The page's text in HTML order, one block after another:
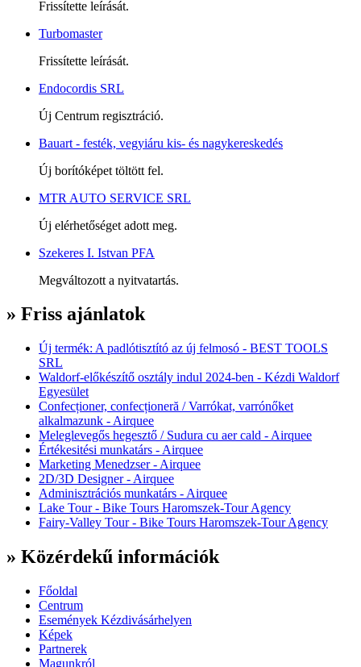
Frissítette leírását.
Turbomaster
Frissítette leírását.
Endocordis SRL
Új Centrum regisztráció.
Bauart - festék, vegyiáru kis- és nagykereskedés
Új borítóképet töltött fel.
MTR AUTO SERVICE SRL
Új elérhetőséget adott meg.
Szekeres I. Istvan PFA
Megváltozott a nyitvatartás.
» Friss ajánlatok
Új termék: A padlótisztító az új felmosó - BEST TOOLS
SRL
Waldorf-előkészítő osztály indul 2024-ben - Kézdi Waldorf
Egyesület
Confecționer, confecționeră / Varrókat, varrónőket
alkalmazunk - Airquee
Meleglevegős hegesztő / Sudura cu aer cald - Airquee
Értékesitési munkatárs - Airquee
Marketing Menedzser - Airquee
2D/3D Designer - Airquee
Adminisztrációs munkatárs - Airquee
Lake Tour - Bike Tours Haromszek-Tour Agency
Fairy-Valley Tour - Bike Tours Haromszek-Tour Agency
» Közérdekű információk
Főoldal
Centrum
Események Kézdivásárhelyen
Képek
Partnerek
Magunkról